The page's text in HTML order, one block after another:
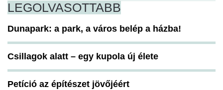
LEGOLVASOTTABB
Dunapark: a park, a város belép a házba!
Csillagok alatt – egy kupola új élete
Petíció az építészet jövőjéért